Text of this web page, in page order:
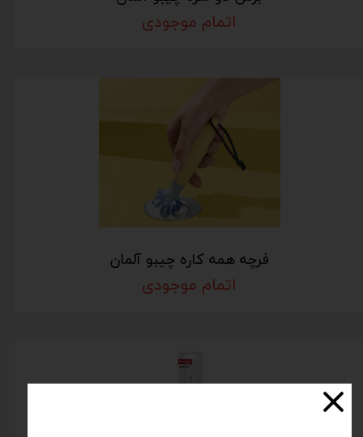
اتمام موجودی
فرچه همه کاره چیبو آلمان
اتمام موجودی